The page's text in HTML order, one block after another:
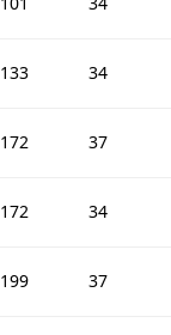
133 34
172 37
172 34
199 37